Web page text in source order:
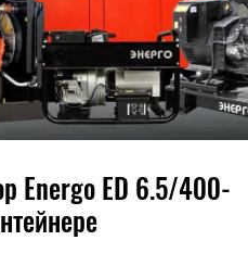
Energo ED 6.5/400-